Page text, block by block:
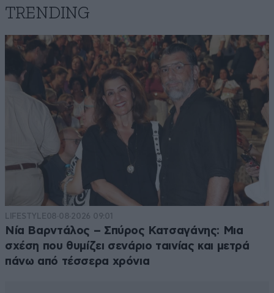
TRENDING
LIFESTYLE08·08·2026 09:01
Νία Βαρντάλος – Σπύρος Κατσαγάνης: Μια
σχέση που θυμίζει σενάριο ταινίας και μετρά
πάνω από τέσσερα χρόνια